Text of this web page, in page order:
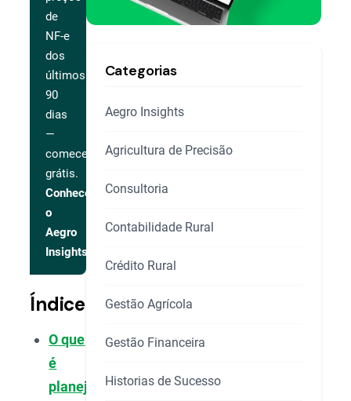
de
NF-e
dos
últimos
90
dias
—
comece
grátis.
Conhecer
o
Aegro
Insights
Índice
O que
é
planejamento
Categorias
Aegro Insights
Agricultura de Precisão
Consultoria
Contabilidade Rural
Crédito Rural
Gestão Agrícola
Gestão Financeira
Historias de Sucesso